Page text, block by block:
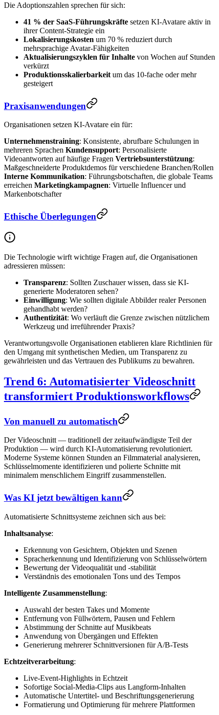
Die Adoptionszahlen sprechen für sich:
41 % der SaaS-Führungskräfte setzen KI-Avatare aktiv in
ihrer Content-Strategie ein
Lokalisierungskosten um 70 % reduziert durch
mehrsprachige Avatar-Fähigkeiten
Aktualisierungszyklen für Inhalte von Wochen auf Stunden
verkürzt
Produktionsskalierbarkeit um das 10-fache oder mehr
gesteigert
Praxisanwendungen
Organisationen setzen KI-Avatare ein für:
Unternehmenstraining: Konsistente, abrufbare Schulungen in
mehreren Sprachen Kundensupport: Personalisierte
Videoantworten auf häufige Fragen Vertriebsunterstützung:
Maßgeschneiderte Produktdemos für verschiedene Branchen/Rollen
Interne Kommunikation: Führungsbotschaften, die globale Teams
erreichen Marketingkampagnen: Virtuelle Influencer und
Markenbotschafter
Ethische Überlegungen
Die Technologie wirft wichtige Fragen auf, die Organisationen
adressieren müssen:
Transparenz: Sollten Zuschauer wissen, dass sie KI-
generierte Moderatoren sehen?
Einwilligung: Wie sollten digitale Abbilder realer Personen
gehandhabt werden?
Authentizität: Wo verläuft die Grenze zwischen nützlichem
Werkzeug und irreführender Praxis?
Verantwortungsvolle Organisationen etablieren klare Richtlinien für
den Umgang mit synthetischen Medien, um Transparenz zu
gewährleisten und das Vertrauen des Publikums zu bewahren.
Trend 6: Automatisierter Videoschnitt
transformiert Produktionsworkflows
Von manuell zu automatisch
Der Videoschnitt — traditionell der zeitaufwändigste Teil der
Produktion — wird durch KI-Automatisierung revolutioniert.
Moderne Systeme können Stunden an Filmmaterial analysieren,
Schlüsselmomente identifizieren und polierte Schnitte mit
minimalem menschlichem Eingriff zusammenstellen.
Was KI jetzt bewältigen kann
Automatisierte Schnittsysteme zeichnen sich aus bei:
Inhaltsanalyse:
Erkennung von Gesichtern, Objekten und Szenen
Spracherkennung und Identifizierung von Schlüsselwörtern
Bewertung der Videoqualität und -stabilität
Verständnis des emotionalen Tons und des Tempos
Intelligente Zusammenstellung:
Auswahl der besten Takes und Momente
Entfernung von Füllwörtern, Pausen und Fehlern
Abstimmung der Schnitte auf Musikbeats
Anwendung von Übergängen und Effekten
Generierung mehrerer Schnittversionen für A/B-Tests
Echtzeitverarbeitung:
Live-Event-Highlights in Echtzeit
Sofortige Social-Media-Clips aus Langform-Inhalten
Automatische Untertitel- und Beschriftungsgenerierung
Formatierung und Optimierung für mehrere Plattformen